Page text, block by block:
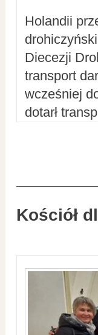
Holandii
Diecezji
transport
wcześniej
dotarł
Kościół